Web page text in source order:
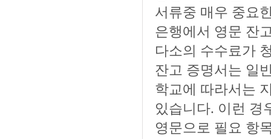
서류중 매우 중요
은행에서 영문 잔
다소의 수수료가
잔고 증명서는 일
학교에 따라서는
있습니다. 이런 경
영문으로 필요 항